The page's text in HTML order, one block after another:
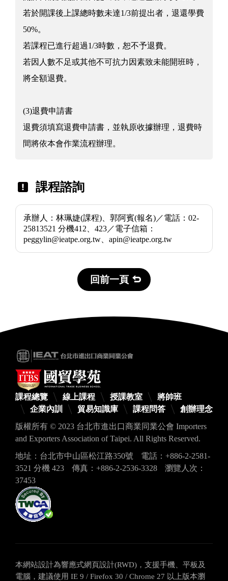
若於開課後上課總時數未達1/3前提出者，退還學費
50%。
若課程已進行超過1/3時數，恕不予退費。
若因人數不足或其他不可抗力因素致未能開班時，
將全額退費。
(3)退費申請書
退費須填寫退費申請書，並執原收據辦理，退費時
間將依本會作業流程辦理。
課程諮詢
承辦人：林珮婕(課程)、郭阿賓(報名)／電話：02-
25813521 分機412、423／電子信箱：
peggylin@ieatpe.org.tw、apin@ieatpe.org.tw
回前一頁
課程總覽 線上課程 授課教室
將帥班
企業內訓
貿易知識庫 課程問答
創辦理念
版權所有 © 2023 台北市進出口商業同業公會 Importers
and Exporters Association of Taipei. All Rights Reserved.
地址：台北市中山區松江路350號
電話：+886-2-2581-
3521 分機 423
傳真：+886-2-2536-3328
瀏覽人次：
37453
本網站設計為響應式網頁設計(RWD)，支援手機、平板及
電腦，建議使用 IE 9 / Firefox 30 / Chrome 27 以上版本瀏